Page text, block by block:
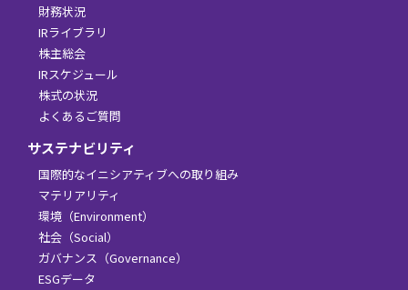
財務状況
IRライブラリ
株主総会
IRスケジュール
株式の状況
よくあるご質問
サステナビリティ
国際的なイニシアティブへの取り組み
マテリアリティ
環境（Environment）
社会（Social）
ガバナンス（Governance）
ESGデータ